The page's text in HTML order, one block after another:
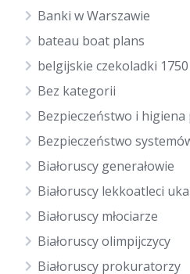
Banki w Warszawie
bateau boat plans
belgijskie czekoladki
Bez kategorii
Bezpieczeństwo i higiena
Bezpieczeństwo
Białoruscy generałowie
Białoruscy lekkoatleci
Białoruscy młociarze
Białoruscy olimpijczycy
Białoruscy prokuratorzy